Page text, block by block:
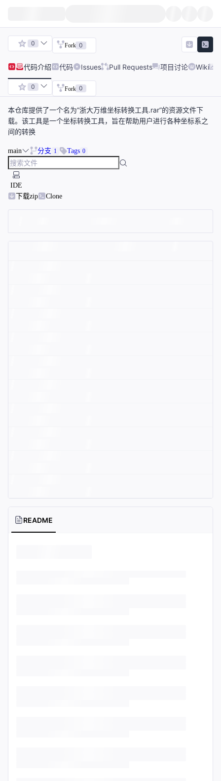
0 Fork 0
代码介绍 代码 Issues Pull Requests 项目讨论 Wiki
0 Fork 0
本仓库提供了一个名为“浙大万维坐标转换工具.rar”的资源文件下
载。该工具是一个坐标转换工具，旨在帮助用户进行各种坐标系之
间的转换
main 分支 1 Tags 0
IDE
下载zip
Clone
README